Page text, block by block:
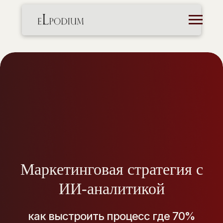
Маркетинговая стратегия с
ИИ-аналитикой
как выстроить процесс где 70%